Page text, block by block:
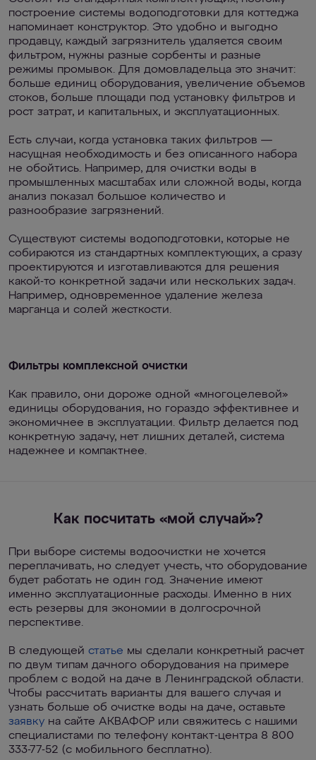
построение системы водоподготовки для коттеджа
напоминает конструктор. Это удобно и выгодно
продавцу, каждый загрязнитель удаляется своим
фильтром, нужны разные сорбенты и разные
режимы промывок. Для домовладельца это значит:
больше единиц оборудования, увеличение объемов
стоков, больше площади под установку фильтров и
рост затрат, и капитальных, и эксплуатационных.
Есть случаи, когда установка таких фильтров —
насущная необходимость и без описанного набора
не обойтись. Например, для очистки воды в
промышленных масштабах или сложной воды, когда
анализ показал большое количество и
разнообразие загрязнений.
Существуют системы водоподготовки, которые не
собираются из стандартных комплектующих, а сразу
проектируются и изготавливаются для решения
какой-то конкретной задачи или нескольких задач.
Например, одновременное удаление железа
марганца и солей жесткости.
Фильтры комплексной очистки
Как правило, они дороже одной «многоцелевой»
единицы оборудования, но гораздо эффективнее и
экономичнее в эксплуатации. Фильтр делается под
конкретную задачу, нет лишних деталей, система
надежнее и компактнее.
Как посчитать «мой случай»?
При выборе системы водоочистки не хочется
переплачивать, но следует учесть, что оборудование
будет работать не один год. Значение имеют
именно эксплуатационные расходы. Именно в них
есть резервы для экономии в долгосрочной
перспективе.
В следующей статье мы сделали конкретный расчет
по двум типам дачного оборудования на примере
проблем с водой на даче в Ленинградской области.
Чтобы рассчитать варианты для вашего случая и
узнать больше об очистке воды на даче, оставьте
заявку на сайте АКВАФОР или свяжитесь с нашими
специалистами по телефону контакт-центра 8 800
333-77-52 (с мобильного бесплатно).